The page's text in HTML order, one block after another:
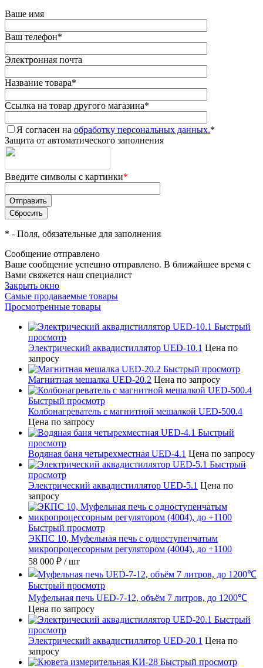
Ваше имя
Ваш телефон*
Электронная почта
Название товара*
Ссылка на товар другого магазина*
Я согласен на обработку персональных данных.*
Защита от автоматического заполнения
Введите символы с картинки*
* - Поля, обязательные для заполнения
Сообщение отправлено
Ваше сообщение успешно отправлено. В ближайшее время с
Вами свяжется наш специалист
Закрыть окно
Самые продаваемые товары
Просмотренные товары
Быстрый
просмотр
Электрический аквадистиллятор UED-10.1 Цена по
запросу
Быстрый просмотр
Магнитная мешалка UED-20.2 Цена по запросу
Быстрый просмотр
Колбонагреватель с магнитной мешалкой UED-500.4
Цена по запросу
Быстрый
просмотр
Водяная баня четырехместная UED-4.1 Цена по запросу
Быстрый
просмотр
Электрический аквадистиллятор UED-5.1 Цена по
запросу
Быстрый просмотр
ЭКПС 10, Муфельная печь с одноступенчатым
микропроцессорным регулятором (4004), до +1100
58 000 ₽ / шт
Быстрый просмотр
Муфельная печь UED-7-12, объём 7 литров, до 1200℃
Цена по запросу
Быстрый
просмотр
Электрический аквадистиллятор UED-20.1 Цена по
запросу
Быстрый просмотр